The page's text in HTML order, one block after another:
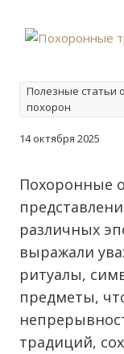
Полезные статьи
похорон
14 октября 2025
Похоронные
различных
выражали
ритуалы,
предметы,
традиций,